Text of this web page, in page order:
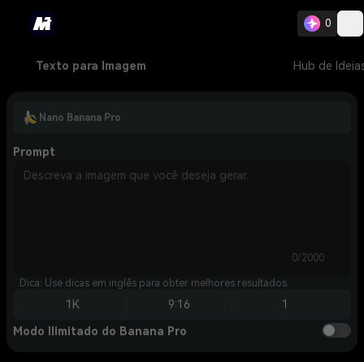
0
Texto para Imagem Hub de
Nano Banana Pro
Prompt
0/2000
Dica: Use dicas em inglês para obter melhores resultados.
1K 9:16 1
Modo Ilimitado do Banana Pro